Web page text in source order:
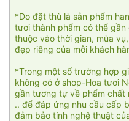
*Do đặt thù là sản phẩm
tươi thành phẩm có thể
thuộc vào thời gian, mùa
đẹp riêng của mỗi khách
*Trong một số trường hợp
không có ở shop-Hoa tươi
gần tương tự về phẩm chất
.. để đáp ứng nhu cầu cấp
đảm bảo tính nghệ thuật